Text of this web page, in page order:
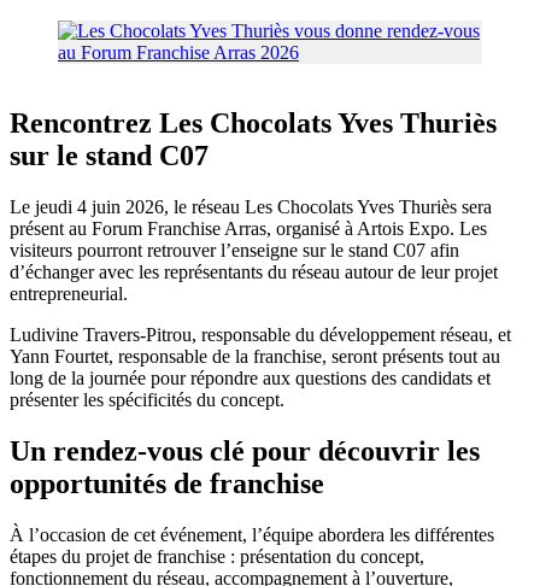
Rencontrez Les Chocolats Yves Thuriès
sur le stand C07
Le jeudi 4 juin 2026, le réseau Les Chocolats Yves Thuriès sera
présent au Forum Franchise Arras, organisé à Artois Expo. Les
visiteurs pourront retrouver l’enseigne sur le stand C07 afin
d’échanger avec les représentants du réseau autour de leur projet
entrepreneurial.
Ludivine Travers-Pitrou, responsable du développement réseau, et
Yann Fourtet, responsable de la franchise, seront présents tout au
long de la journée pour répondre aux questions des candidats et
présenter les spécificités du concept.
Un rendez-vous clé pour découvrir les
opportunités de franchise
À l’occasion de cet événement, l’équipe abordera les différentes
étapes du projet de franchise : présentation du concept,
fonctionnement du réseau, accompagnement à l’ouverture,